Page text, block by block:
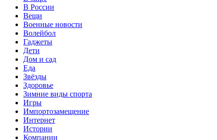
В России
Вещи
Военные новости
Волейбол
Гаджеты
Дети
Дом и сад
Еда
Звёзды
Здоровье
Зимние виды спорта
Игры
Импортозамещение
Интернет
Истории
Компании